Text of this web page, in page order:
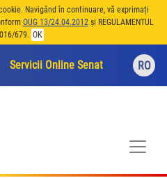
Navigând în continuare, vă exprimați
OUG 13/24.04.2012și REGULAMENTUL
679. OK
Servicii Online Senat RO